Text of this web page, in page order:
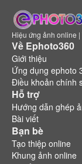
Hiệu ứng ảnh online
Về Ephoto360
Giới thiệu
Ứng dụng ephoto
Điều khoản chính
Hỗ trợ
Hướng dẫn ghép
Bài viết
Bạn bè
Tạo thiệp online
Khung ảnh online